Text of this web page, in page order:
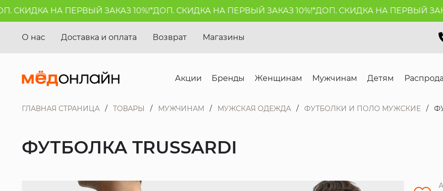
НА ПЕРВЫЙ ЗАКАЗ 10%!*ДОП. СКИДКА НА ПЕРВЫЙ ЗАКАЗ 10%!*ДОП. СКИДКА НА ПЕРВЫЙ ЗАКАЗ
О нас Доставка и оплата Возврат Магазины
Акции Бренды Женщинам Мужчинам Детям
ГЛАВНАЯ СТРАНИЦА ТОВАРЫ МУЖЧИНАМ МУЖСКАЯ ОДЕЖДА ФУТБОЛКИ И ПОЛО МУЖСКИЕ
ФУТБОЛКА TRUSSARDI